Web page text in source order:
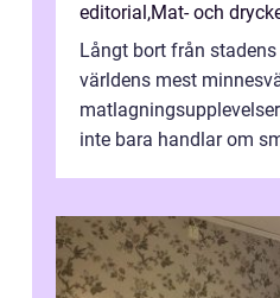
editorial ,Mat- och
Långt bort från
världens mest
inte bara handlar om